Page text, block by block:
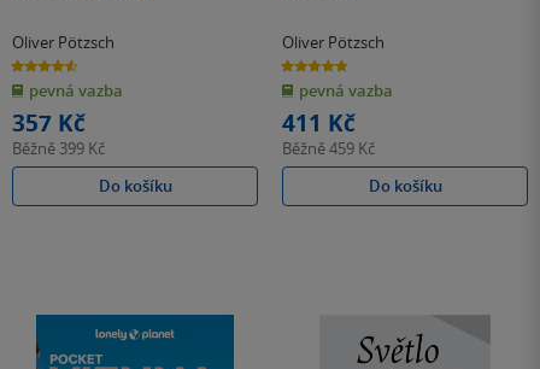
Oliver Pötzsch
4.6
z
5
hvězdiček
pevná vazba
357 Kč
Běžně 399 Kč
Do košíku
Oliver Pötzsch
4.7
z
5
hvězdiček
pevná vazba
411 Kč
Běžně459 Kč
Do košíku